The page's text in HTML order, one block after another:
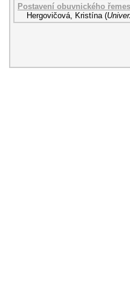
Postavení obuvnického
Hergovičová, Kristína (